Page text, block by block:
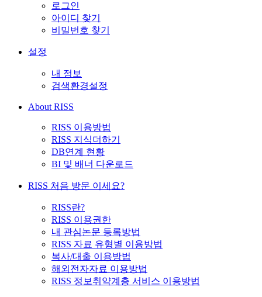
로그인
아이디 찾기
비밀번호 찾기
설정
내 정보
검색환경설정
About RISS
RISS 이용방법
RISS 지식더하기
DB연계 현황
BI 및 배너 다운로드
RISS 처음 방문 이세요?
RISS란?
RISS 이용권한
내 관심논문 등록방법
RISS 자료 유형별 이용방법
복사/대출 이용방법
해외전자자료 이용방법
RISS 정보취약계층 서비스 이용방법